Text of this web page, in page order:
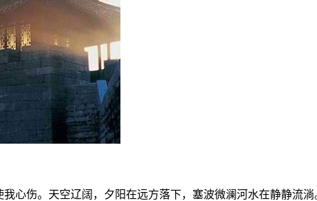
心伤。天空辽阔，夕阳在远方落下，塞波微澜河水在静静流淌